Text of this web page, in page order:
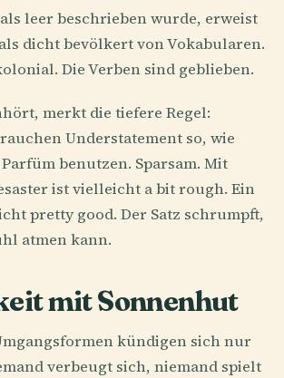
leer beschrieben wurde, erweist
dicht bevölkert von Vokabularen.
Die Verben sind geblieben.
merkt die tiefere Regel:
Understatement so, wie
benutzen. Sparsam. Mit
ist vielleicht a bit rough. Ein
pretty good. Der Satz schrumpft,
atmen kann.
mit Sonnenhut
kündigen sich nur
verbeugt sich, niemand spielt